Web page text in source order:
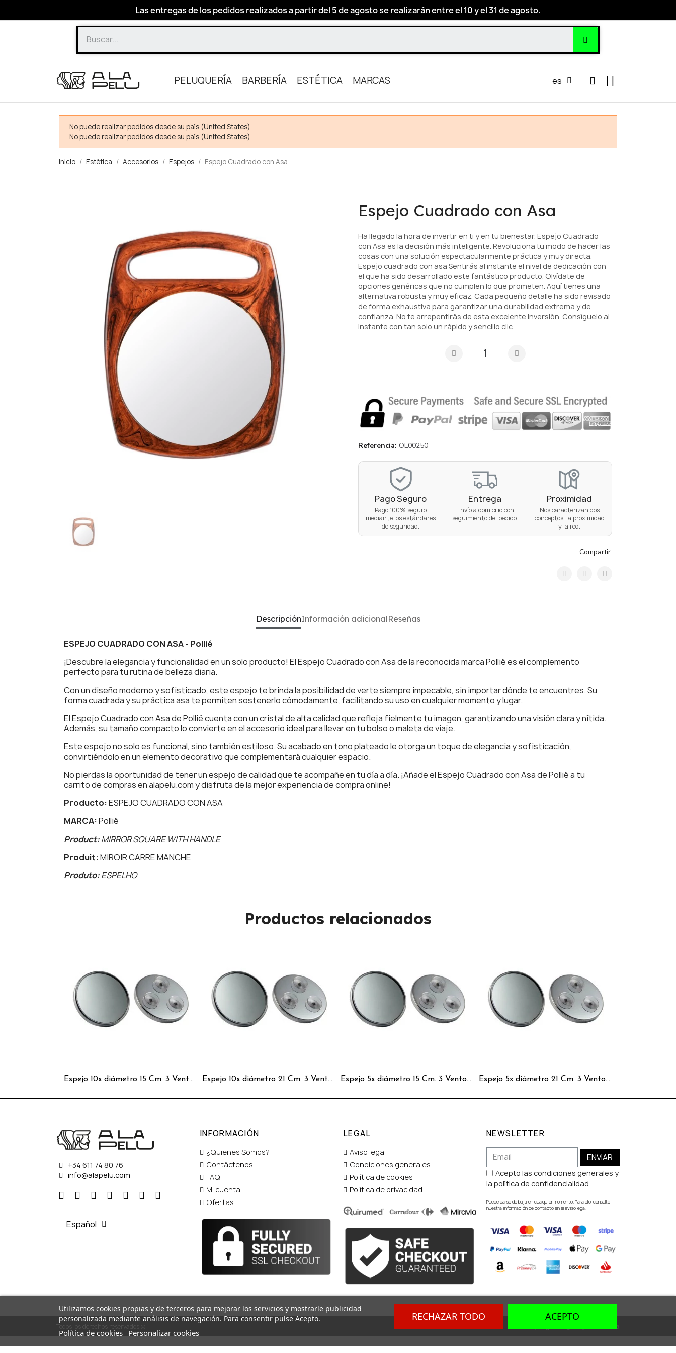
Las entregas de los pedidos realizados a partir del 5 de agosto se realizarán entre el 10 y el 31 de agosto.
PELUQUERÍA BARBERÍA ESTÉTICA MARCAS es
No puede realizar pedidos desde su país (United States).
No puede realizar pedidos desde su país (United States).
Inicio Estética Accesorios Espejos Espejo Cuadrado con Asa
Espejo Cuadrado con Asa
Ha llegado la hora de invertir en ti y en tu bienestar. Espejo Cuadrado
con Asa es la decisión más inteligente. Revoluciona tu modo de hacer las
cosas con una solución espectacularmente práctica y muy directa.
Espejo cuadrado con asa Sentirás al instante el nivel de dedicación con
el que ha sido desarrollado este fantástico producto. Olvídate de
opciones genéricas que no cumplen lo que prometen. Aquí tienes una
alternativa robusta y muy eficaz. Cada pequeño detalle ha sido revisado
de forma exhaustiva para garantizar una durabilidad extrema y de
confianza. No te arrepentirás de esta excelente inversión. Consíguelo al
instante con tan solo un rápido y sencillo clic.
Referencia OL00250
Pago Seguro
Pago 100% seguro
mediante los estándares
de seguridad.
Entrega
Envío a domicilio con
seguimiento del pedido.
Proximidad
Nos caracterizan dos
conceptos: la proximidad
y la red.
Compartir:
DescripciónInformación adicionalReseñas
ESPEJO CUADRADO CON ASA - Pollié
¡Descubre la elegancia y funcionalidad en un solo producto! El Espejo Cuadrado con Asa de la reconocida marca Pollié es el complemento
perfecto para tu rutina de belleza diaria.
Con un diseño moderno y sofisticado, este espejo te brinda la posibilidad de verte siempre impecable, sin importar dónde te encuentres. Su
forma cuadrada y su práctica asa te permiten sostenerlo cómodamente, facilitando su uso en cualquier momento y lugar.
El Espejo Cuadrado con Asa de Pollié cuenta con un cristal de alta calidad que refleja fielmente tu imagen, garantizando una visión clara y nítida.
Además, su tamaño compacto lo convierte en el accesorio ideal para llevar en tu bolso o maleta de viaje.
Este espejo no solo es funcional, sino también estiloso. Su acabado en tono plateado le otorga un toque de elegancia y sofisticación,
convirtiéndolo en un elemento decorativo que complementará cualquier espacio.
No pierdas la oportunidad de tener un espejo de calidad que te acompañe en tu día a día. ¡Añade el Espejo Cuadrado con Asa de Pollié a tu
carrito de compras en alapelu.com y disfruta de la mejor experiencia de compra online!
Producto:ESPEJO CUADRADO CON ASA
MARCA:Pollié
Product:MIRROR SQUARE WITH HANDLE
Produit:MIROIR CARRE MANCHE
Produto:ESPELHO
Productos relacionados
Espejo 10x diámetro 15 Cm. 3 Ventosas Cromado Redondo Espejo 10x diámetro 21 Cm. 3 Ventosas Cromado Redondo Espejo 5x diámetro 15 Cm. 3 Ventosas Cromado Redondo Espejo 5x diámetro 21 Cm. 3 Ventosas Cromado Redondo
+34 611 74 80 76
info@alapelu.com
Español
INFORMACIÓN
¿Quienes Somos?
Contáctenos
FAQ
Mi cuenta
Ofertas
LEGAL
Aviso legal
Condiciones generales
Política de cookies
Política de privacidad
NEWSLETTER
ENVIAR
Acepto las condiciones generales y
la política de confidencialidad
Puede darse de baja en cualquier momento. Para ello, consulte
nuestra información de contacto en el aviso legal.
Todos los derechos reservados © Digital Agency Barcelona
Utilizamos cookies propias y de terceros para mejorar los servicios y mostrarle publicidad
personalizada mediante análisis de navegación. Para consentir pulse Acepto.
Política de cookies Personalizar cookies
RECHAZAR TODO ACEPTO